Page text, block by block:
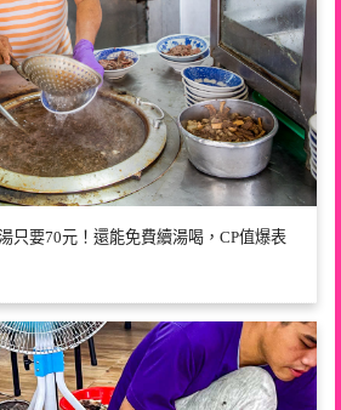
只要70元！還能免費續湯喝，CP值爆表